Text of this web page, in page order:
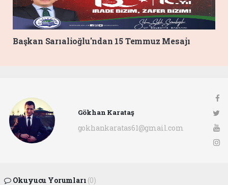
Başkan Sarıalioğlu'ndan 15 Temmuz Mesajı
Gökhan Karataş
gokhankaratas61@gmail.com
Okuyucu Yorumları (0)